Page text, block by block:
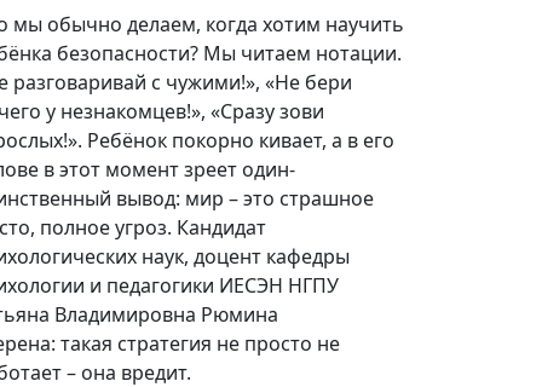
мы обычно делаем, когда хотим научить
безопасности? Мы читаем нотации.
разговаривай с чужими!», «Не бери
у незнакомцев!», «Сразу зови
Ребёнок покорно кивает, а в его
в этот момент зреет один-
вывод: мир – это страшное
полное угроз. Кандидат
наук, доцент кафедры
и педагогики ИЕСЭН НГПУ
Владимировна Рюмина
такая стратегия не просто не
– она вредит.